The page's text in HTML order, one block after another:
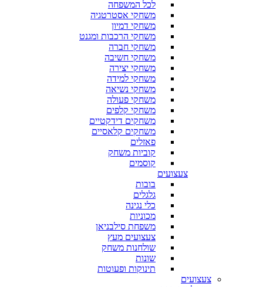
לכל המשפחה
משחקי אסטרטגיה
משחקי דמיון
משחקי הרכבות ומגנט
משחקי חברה
משחקי חשיבה
משחקי יצירה
משחקי למידה
משחקי נשיאה
משחקי פעולה
משחקי קלפים
משחקים דידקטיים
משחקים קלאסיים
פאזלים
קוביות משחק
קוסמים
צעצועים
בובות
גלגלים
כלי נגינה
מכוניות
משפחת סילבניאן
צעצועים מעץ
שולחנות משחק
שונות
תינוקות ופעוטות
צעצועים